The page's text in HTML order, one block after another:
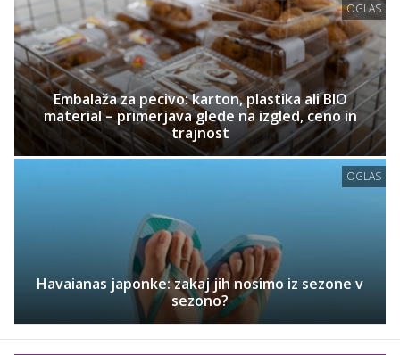
OGLAS
Embalaža za pecivo: karton, plastika ali BIO
material – primerjava glede na izgled, ceno in
trajnost
OGLAS
Havaianas japonke: zakaj jih nosimo iz sezone v
sezono?